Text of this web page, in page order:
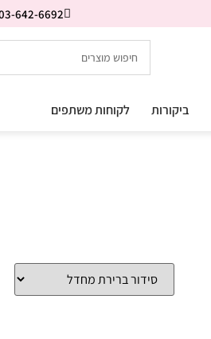
642-6692
ביקורות לקוחות משתפים